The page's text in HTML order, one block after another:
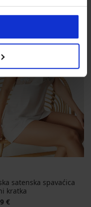
satenska spavaćica
kratka
€